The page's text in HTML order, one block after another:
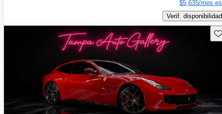
$5,635/mes
Verif. disponibilidad